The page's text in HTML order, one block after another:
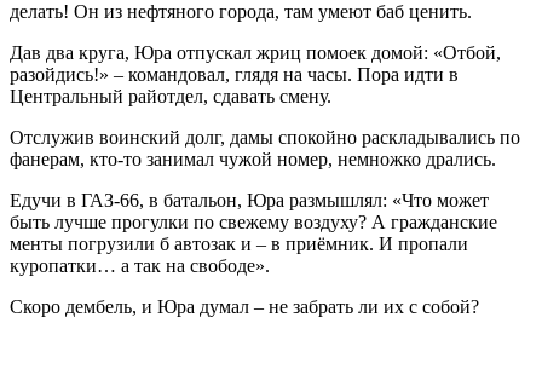
делать! Он из нефтяного города, там умеют баб ценить.
Дав два круга, Юра отпускал жриц помоек домой: «Отбой,
разойдись!» – командовал, глядя на часы. Пора идти в
Центральный райотдел, сдавать смену.
Отслужив воинский долг, дамы спокойно раскладывались по
фанерам, кто-то занимал чужой номер, немножко дрались.
Едучи в ГАЗ-66, в батальон, Юра размышлял: «Что может
быть лучше прогулки по свежему воздуху? А гражданские
менты погрузили б автозак и – в приёмник. И пропали
куропатки… а так на свободе».
Скоро дембель, и Юра думал – не забрать ли их с собой?